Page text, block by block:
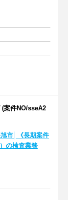
案件NO/sseA2
旭市│《長期案件
の検査業務